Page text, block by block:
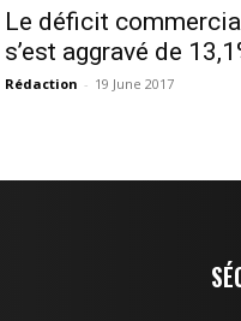
Le déficit
s’est aggravé de
Rédaction - 19 June 2017